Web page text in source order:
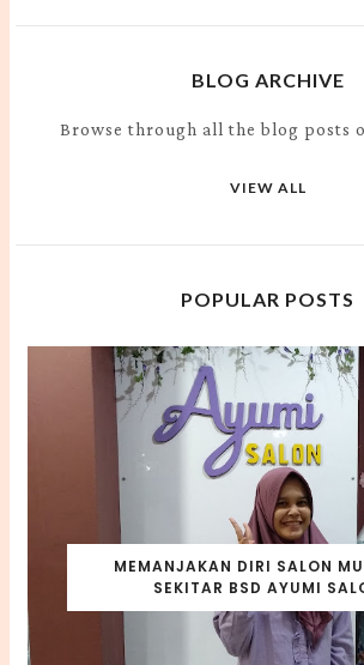
BLOG ARCHIVE
Browse through all the blog posts
VIEW ALL
POPULAR POSTS
MEMANJAKAN DIRI SALON
SEKITAR BSD AYUMI